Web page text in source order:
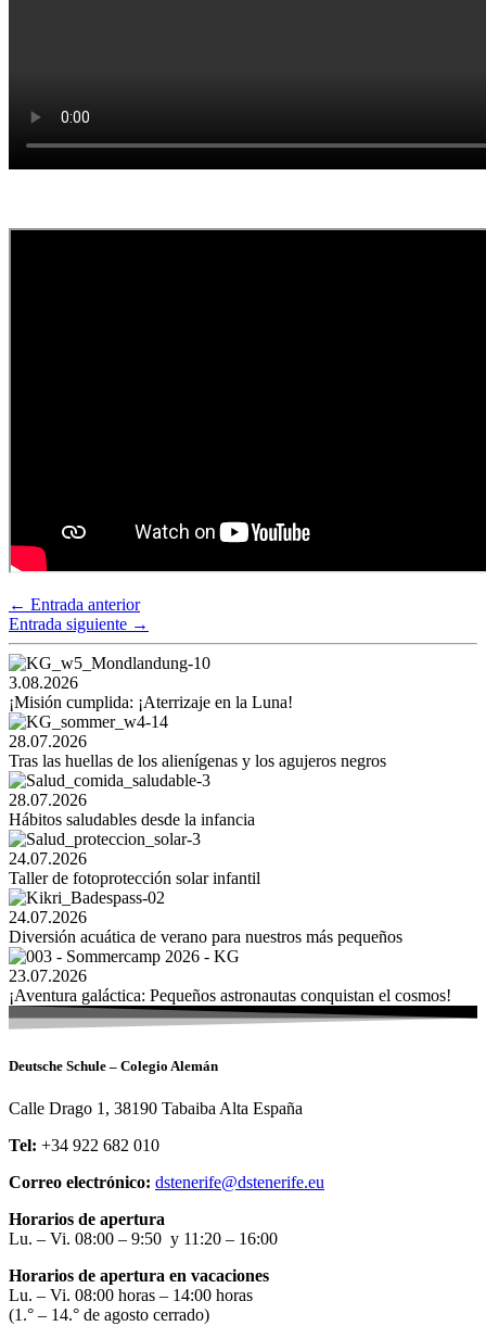
← Entrada anterior
Entrada siguiente →
3.08.2026
¡Misión cumplida: ¡Aterrizaje en la Luna!
28.07.2026
Tras las huellas de los alienígenas y los agujeros negros
28.07.2026
Hábitos saludables desde la infancia
24.07.2026
Taller de fotoprotección solar infantil
24.07.2026
Diversión acuática de verano para nuestros más pequeños
23.07.2026
¡Aventura galáctica: Pequeños astronautas conquistan el cosmos!
Deutsche Schule – Colegio Alemán
Calle Drago 1, 38190 Tabaiba Alta España
Tel: +34 922 682 010
Correo electrónico: dstenerife@dstenerife.eu
Horarios de apertura
Lu. – Vi. 08:00 – 9:50 y 11:20 – 16:00
Horarios de apertura en vacaciones
Lu. – Vi. 08:00 horas – 14:00 horas
(1.° – 14.° de agosto cerrado)